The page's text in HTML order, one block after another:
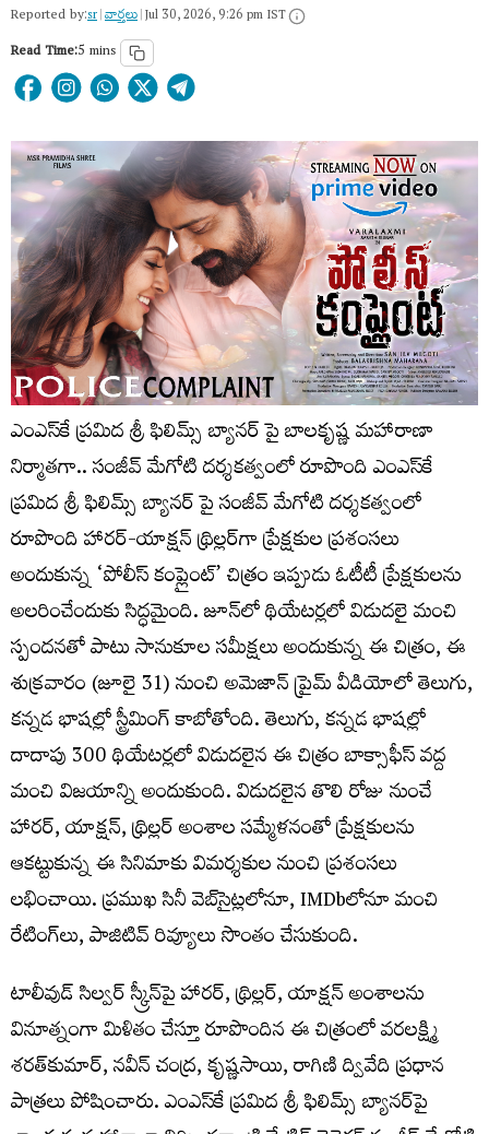
Reported by:sr|వార్త‌లు|Jul 30, 2026, 9:26 pm IST
Read Time:5 mins
ఎంఎస్‌కే ప్రమిద శ్రీ ఫిలిమ్స్ బ్యానర్ పై బాలకృష్ణ మహారాణా
నిర్మాతగా.. సంజీవ్ మేగోటి దర్శకత్వంలో రూపొంది ఎంఎస్‌కే
ప్రమిద శ్రీ ఫిలిమ్స్ బ్యానర్ పై సంజీవ్ మేగోటి దర్శకత్వంలో
రూపొంది హారర్-యాక్షన్ థ్రిల్లర్‌గా ప్రేక్షకుల ప్రశంసలు
అందుకున్న ‘పోలీస్ కంప్లైంట్’ చిత్రం ఇప్పుడు ఓటీటీ ప్రేక్షకులను
అలరించేందుకు సిద్ధమైంది. జూన్‌లో థియేటర్లలో విడుదలై మంచి
స్పందనతో పాటు సానుకూల సమీక్షలు అందుకున్న ఈ చిత్రం, ఈ
శుక్ర‌వారం (జూలై 31) నుంచి అమెజాన్ ప్రైమ్ వీడియోలో తెలుగు,
కన్నడ భాషల్లో స్ట్రీమింగ్ కాబోతోంది. తెలుగు, కన్నడ భాష‌ల్లో
దాదాపు 300 థియేటర్లలో విడుదలైన ఈ చిత్రం బాక్సాఫీస్ వద్ద
మంచి విజయాన్ని అందుకుంది. విడుదలైన తొలి రోజు నుంచే
హారర్, యాక్షన్, థ్రిల్లర్ అంశాల సమ్మేళనంతో ప్రేక్షకులను
ఆకట్టుకున్న ఈ సినిమాకు విమర్శకుల నుంచి ప్రశంసలు
లభించాయి. ప్రముఖ సినీ వెబ్‌సైట్లలోనూ, IMDbలోనూ మంచి
రేటింగ్‌లు, పాజిటివ్ రివ్యూలు సొంతం చేసుకుంది.
టాలీవుడ్ సిల్వర్ స్క్రీన్‌పై హారర్, థ్రిల్లర్, యాక్షన్ అంశాలను
వినూత్నంగా మిళితం చేస్తూ రూపొందిన ఈ చిత్రంలో వరలక్ష్మి
శరత్‌కుమార్, నవీన్ చంద్ర, కృష్ణసాయి, రాగిణి ద్వివేది ప్రధాన
పాత్రలు పోషించారు. ఎంఎస్‌కే ప్రమిద శ్రీ ఫిలిమ్స్ బ్యానర్‌పై